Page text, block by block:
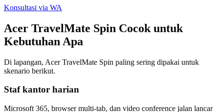
Konsultasi via WA
Acer TravelMate Spin Cocok untuk
Kebutuhan Apa
Di lapangan, Acer TravelMate Spin paling sering dipakai untuk
skenario berikut.
Staf kantor harian
Microsoft 365, browser multi-tab, dan video conference jalan lancar